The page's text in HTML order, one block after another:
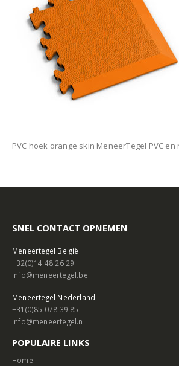
PVC hoek orange skin MeneerTegel PVC
SNEL CONTACT OPNEMEN
Meneertegel België
+32(0)14 48 26 29
info@meneertegel.be
Meneertegel Nederland
+31(0)85 078 39 85
info@meneertegel.nl
POPULAIRE LINKS
Home